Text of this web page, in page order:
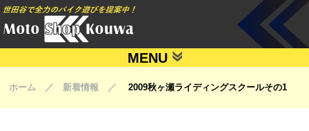
MENU
ホーム ／ 新着情報 ／2009秋ヶ瀬ライディングスクールその1